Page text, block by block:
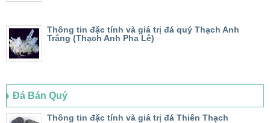
Thông tin đặc tính và giá trị đá quý Thạch Anh
Trắng (Thạch Anh Pha Lê)
Đá Bán Quý
Thông tin đặc tính và giá trị đá Thiên Thạch